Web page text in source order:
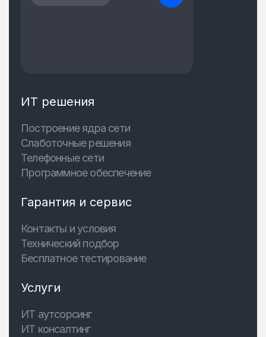
ИТ решения
Построение ядра сети
Слаботочные решения
Телефонные сети
Программное обеспечение
Гарантия и сервис
Контакты и условия
Технический подбор
Бесплатное тестирование
Услуги
ИТ аутсорсинг
ИТ консалтинг